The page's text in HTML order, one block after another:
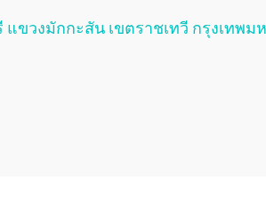
แขวงมักกะสัน เขตราชเทวี กรุงเทพม